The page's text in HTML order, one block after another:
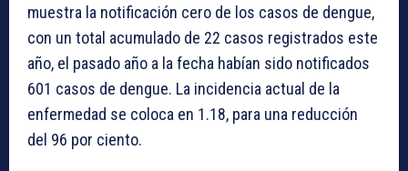
muestra la notificación cero de los casos de dengue,
con un total acumulado de 22 casos registrados este
año, el pasado año a la fecha habían sido notificados
601 casos de dengue. La incidencia actual de la
enfermedad se coloca en 1.18, para una reducción
del 96 por ciento.